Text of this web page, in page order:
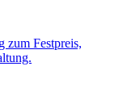
zum Festpreis,